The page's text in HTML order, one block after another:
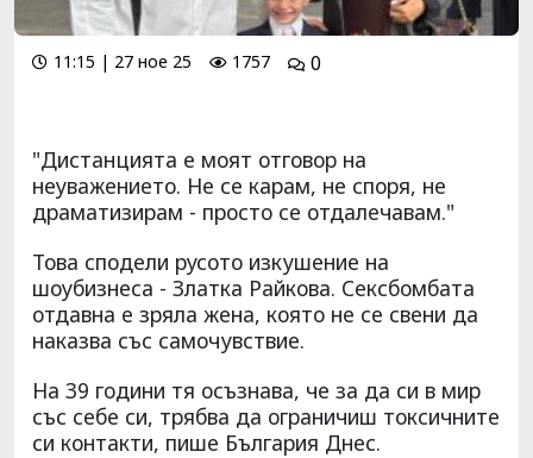
11:15 | 27 ное 25 1757 0
"Дистанцията е моят отговор на
неуважението. Не се карам, не споря, не
драматизирам - просто се отдалечавам."
Това сподели русото изкушение на
шоубизнеса - Златка Райкова. Сексбомбата
отдавна е зряла жена, която не се свени да
наказва със самочувствие.
На 39 години тя осъзнава, че за да си в мир
със себе си, трябва да ограничиш токсичните
си контакти, пише България Днес.